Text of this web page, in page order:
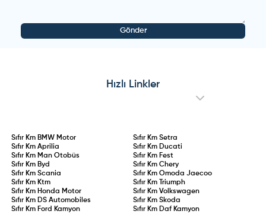
Gönder
Hızlı Linkler
Sıfır Km BMW Motor Sıfır Km Setra
Sıfır KmAprilia Sıfır Km Ducati
Sıfır Km Man Otobüs Sıfır Km Fest
Sıfır Km Byd Sıfır Km Chery
Sıfır KmScania Sıfır Km Omoda Jaecoo
Sıfır Km Ktm Sıfır Km
Triumph
Sıfır Km Honda Motor Sıfır Km Volkswagen
Sıfır Km DS Automobiles Sıfır Km Skoda
Sıfır Km Ford Kamyon Sıfır Km Daf Kamyon